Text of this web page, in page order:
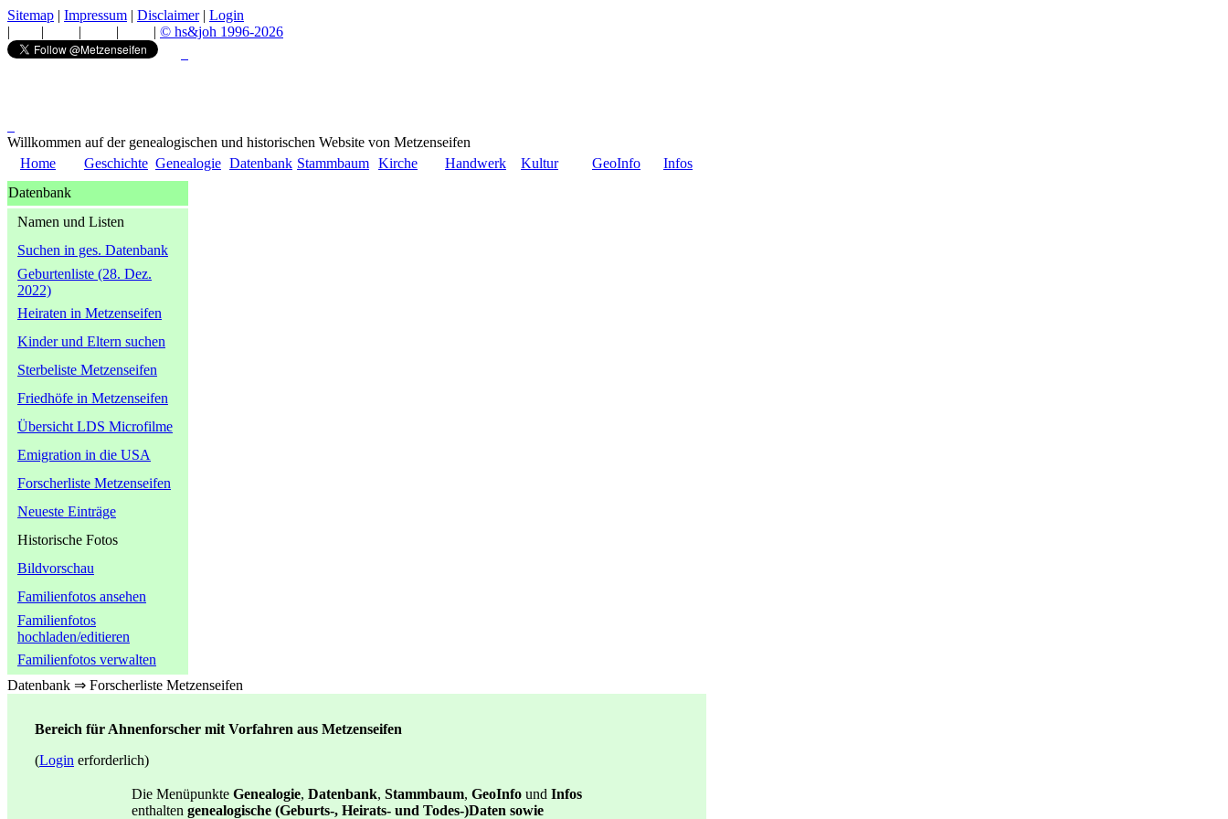
Sitemap | Impressum | Disclaimer| Login
|
| | | | © hs&joh 1996-2026
Willkommen auf der genealogischen und historischen Website von Metzenseifen
Home
Geschichte Genealogie Datenbank Stammbaum Kirche Handwerk Kultur GeoInfo
Infos
Datenbank
Namen und Listen
Suchen in ges. Datenbank
Geburtenliste (28. Dez.
2022)
Heiraten in Metzenseifen
Kinder und Eltern suchen
Sterbeliste Metzenseifen
Friedhöfe in Metzenseifen
Übersicht LDS Microfilme
Emigration in die USA
Forscherliste Metzenseifen
Neueste Einträge
Historische Fotos
Bildvorschau
Familienfotos ansehen
Familienfotos
hochladen/editieren
Familienfotos verwalten
Datenbank ⇒ Forscherliste Metzenseifen
Bereich für Ahnenforscher mit Vorfahren aus Metzenseifen
(Login erforderlich)
Die Menüpunkte Genealogie, Datenbank, Stammbaum, GeoInfound Infos
enthalten genealogische (Geburts-, Heirats- und Todes-)Daten sowie